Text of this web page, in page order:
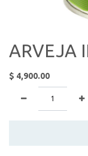
ARVEJA
$ 4,900.00